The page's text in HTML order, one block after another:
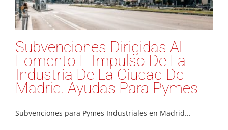
Subvenciones Dirigidas Al
Fomento E Impulso De La
Industria De La Ciudad De
Madrid. Ayudas Para Pymes
Subvenciones para Pymes Industriales en Madrid...